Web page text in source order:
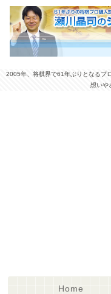
2005年、将棋界で61年ぶりとなるプ
想いや
Home